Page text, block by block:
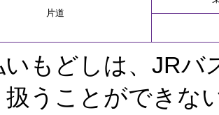
片道
いもどしは、JR
扱うことができな